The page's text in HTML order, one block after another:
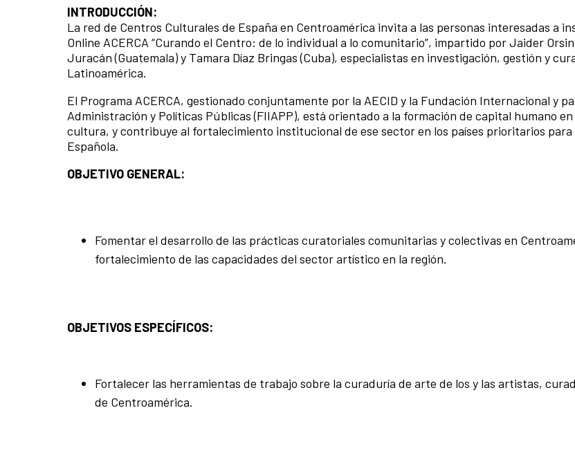
INTRODUCCIÓN:
La red de Centros Culturales de España en Centroamérica invita a las personas interesadas a
Online ACERCA “Curando el Centro: de lo individual a lo comunitario”, impartido por Jaider
Juracán (Guatemala) y Tamara Díaz Bringas (Cuba), especialistas en investigación, gestión y
Latinoamérica.
El Programa ACERCA, gestionado conjuntamente por la AECID y la Fundación Internacional y
Administración y Políticas Públicas (FIIAPP), está orientado a la formación de capital humano
cultura, y contribuye al fortalecimiento institucional de ese sector en los países prioritarios para
Española.
OBJETIVO GENERAL:
Fomentar el desarrollo de las prácticas curatoriales comunitarias y colectivas en
fortalecimiento de las capacidades del sector artístico en la región.
OBJETIVOS ESPECÍFICOS:
Fortalecer las herramientas de trabajo sobre la curaduría de arte de los y las artistas,
de Centroamérica.